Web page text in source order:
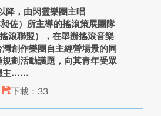
降，由閃靈樂團主唱
昶佐）所主導的搖滾策展團隊
滾聯盟），在舉辦搖滾音樂
創作樂團自主經營場景的同
規劃活動議題，向其青年受眾
主...
下載：33